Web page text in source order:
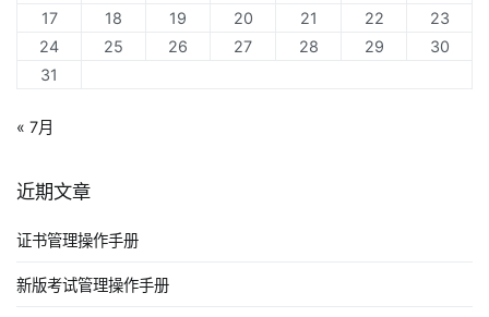
17
18 19 20 21 22
23
24
25 26 27 28 29
30
31
« 7月
近期文章
证书管理操作手册
新版考试管理操作手册